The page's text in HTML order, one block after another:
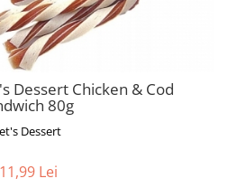
Dessert Chicken & Cod
80g
Dessert
11,99 Lei